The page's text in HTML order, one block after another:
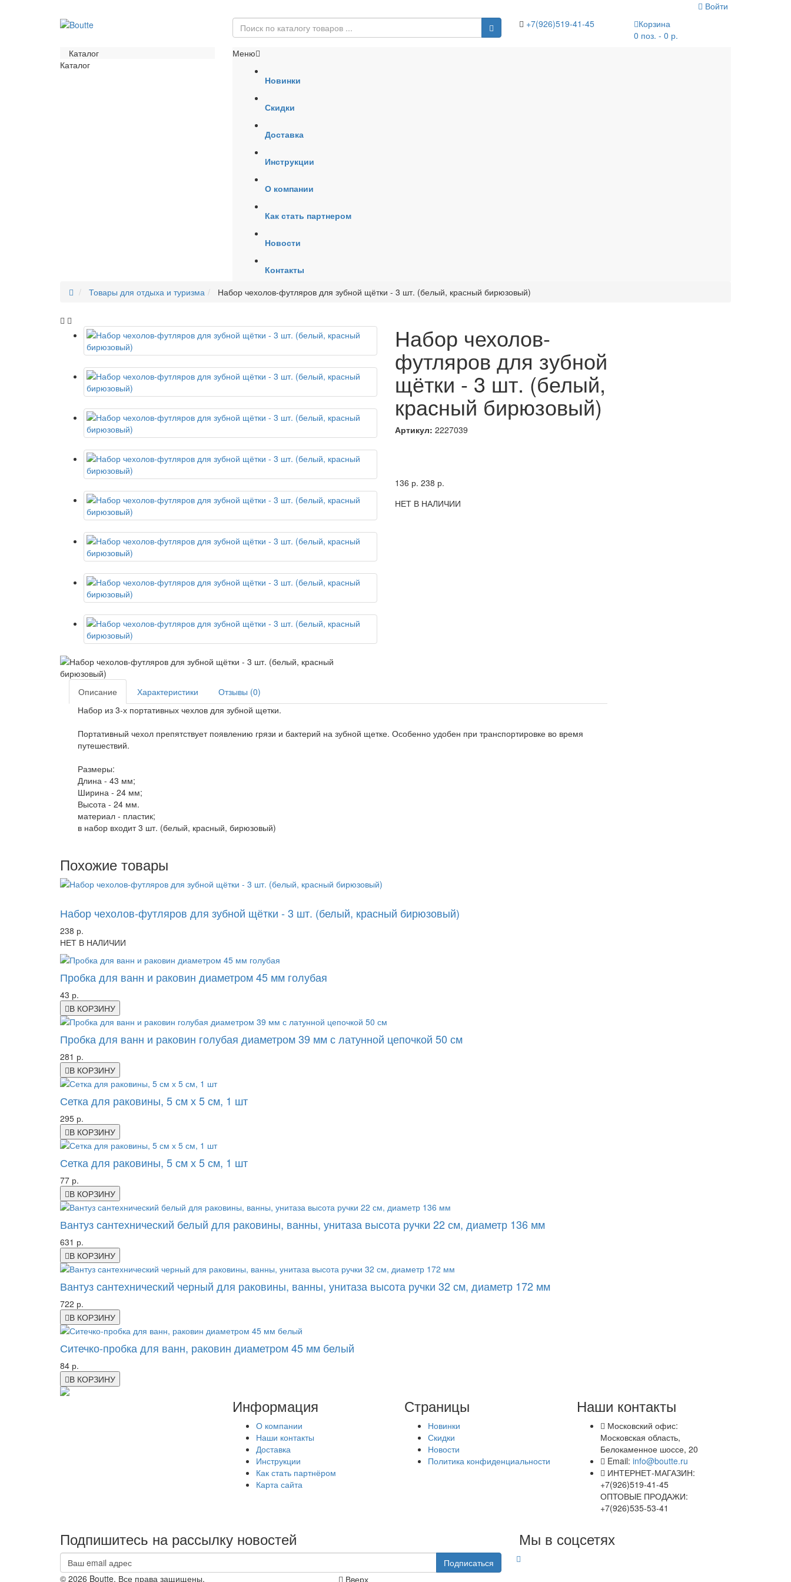
Войти
+7(926)519-41-45
Корзина
0 поз. - 0 р.
Каталог
Каталог
Меню
Новинки
Скидки
Доставка
Инструкции
О компании
Как стать партнером
Новости
Контакты
Товары для отдыха и туризма
Набор чехолов-футляров для зубной щётки - 3 шт. (белый, красный бирюзовый)
Набор чехолов-
футляров для зубной
щётки - 3 шт. (белый,
красный бирюзовый)
Артикул: 2227039
136 р. 238 р.
НЕТ В НАЛИЧИИ
Описание Характеристики
Отзывы (0)
Набор из 3-х портативных чехлов для зубной щетки.
Портативный чехол препятствует появлению грязи и бактерий на зубной щетке. Особенно удобен при транспортировке во время
путешествий.
Размеры:
Длина - 43 мм;
Ширина - 24 мм;
Высота - 24 мм.
материал - пластик;
в набор входит 3 шт. (белый, красный, бирюзовый)
Похожие товары
Набор чехолов-футляров для зубной щётки - 3 шт. (белый, красный бирюзовый)
238 р.
НЕТ В НАЛИЧИИ
Пробка для ванн и раковин диаметром 45 мм голубая
43 р.
В КОРЗИНУ
Пробка для ванн и раковин голубая диаметром 39 мм с латунной цепочкой 50 см
281 р.
В КОРЗИНУ
Сетка для раковины, 5 см х 5 см, 1 шт
295 р.
В КОРЗИНУ
Сетка для раковины, 5 см х 5 см, 1 шт
77 р.
В КОРЗИНУ
Вантуз сантехнический белый для раковины, ванны, унитаза высота ручки 22 см, диаметр 136 мм
631 р.
В КОРЗИНУ
Вантуз сантехнический черный для раковины, ванны, унитаза высота ручки 32 см, диаметр 172 мм
722 р.
В КОРЗИНУ
Ситечко-пробка для ванн, раковин диаметром 45 мм белый
84 р.
В КОРЗИНУ
Информация
О компании
Наши контакты
Доставка
Инструкции
Как стать партнёром
Карта сайта
Страницы
Новинки
Скидки
Новости
Политика конфиденциальности
Наши контакты
Московский офис:
Московская область,
Белокаменное шоссе, 20
Email: info@boutte.ru
ИНТЕРНЕТ-МАГАЗИН:
+7(926)519-41-45
ОПТОВЫЕ ПРОДАЖИ:
+7(926)535-53-41
Подпишитесь на рассылку новостей
Подписаться
Мы в соцсетях
© 2026 Boutte. Все права защищены. Вверх